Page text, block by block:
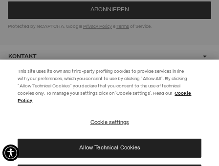
EXTRA 10%
Verwenden Sie den Code EXTRA10 auf reduzierte Artikel und sichern Sie
Datenschutzerklärung
gelesen und stimme der Verarbeitung meiner Daten
zu den dort genannten Zwecken zu.
Protected by reCAPTCHA, Google Privacy Policy eTerms of Service.
KONTAKT
CUSTOMER CARE
© 2026 Manifattura Mario Colombo & C. Spa
PRIVACY POLICY|COOKIE POLICY
This site uses its own and third-party profiling cookies to provide services in line
with your preferences, which you consent to use by clicking "Allow All". By clicking
"Allow Technical Cookies" you declare that you consent to the use of technical
cookies only. To manage your settings click on 'Cookie settings'. Read our Cookie
Policy
Cookie settings
Allow Technical Cookies